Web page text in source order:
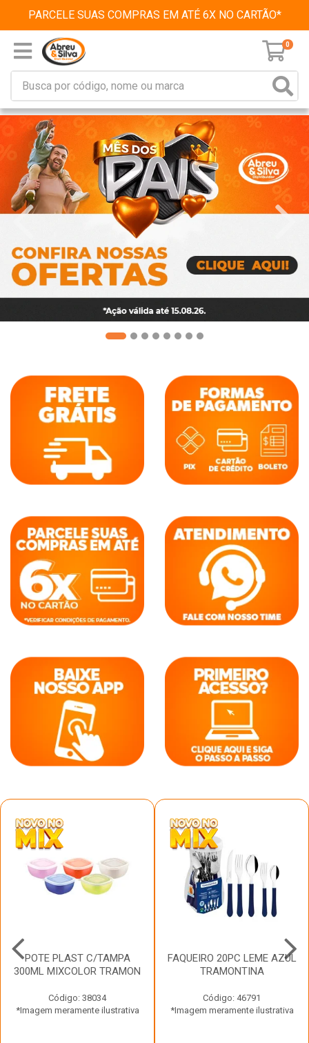
PARCELE SUAS COMPRAS EM ATÉ 6X NO CARTÃO*
0
POTE PLAST C/TAMPA
300ML MIXCOLOR TRAMON
Código: 38034
*Imagem meramente ilustrativa
FAQUEIRO 20PC LEME AZUL
TRAMONTINA
Código: 46791
*Imagem meramente ilustrativa